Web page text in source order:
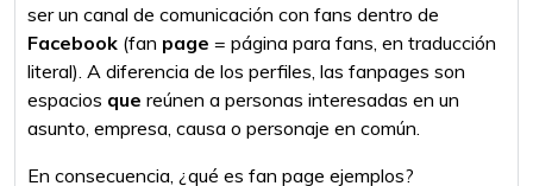
ser un canal de comunicación con fans dentro de
Facebook (fan page = página para fans, en traducción
literal). A diferencia de los perfiles, las fanpages son
espacios que reúnen a personas interesadas en un
asunto, empresa, causa o personaje en común.
En consecuencia, ¿qué es fan page ejemplos?